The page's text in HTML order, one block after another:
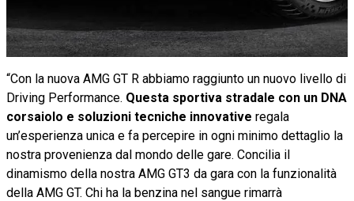
“Con la nuova AMG GT R abbiamo raggiunto un nuovo livello di
Driving Performance. Questa sportiva stradale con un DNA
corsaiolo e soluzioni tecniche innovative regala
un’esperienza unica e fa percepire in ogni minimo dettaglio la
nostra provenienza dal mondo delle gare. Concilia il
dinamismo della nostra AMG GT3 da gara con la funzionalità
della AMG GT. Chi ha la benzina nel sangue rimarrà